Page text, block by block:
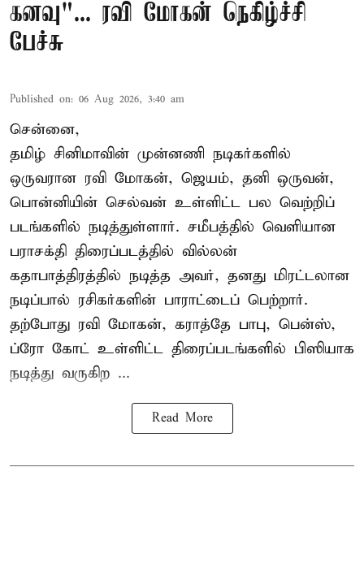
கனவு"... ரவி மோகன் நெகிழ்ச்சி
பேச்சு
Published on: 06 Aug 2026, 3:40 am
சென்னை,
தமிழ் சினிமாவின் முன்னணி நடிகர்களில்
ஒருவரான ரவி மோகன், ஜெயம், தனி ஒருவன்,
பொன்னியின் செல்வன் உள்ளிட்ட பல வெற்றிப்
படங்களில் நடித்துள்ளார். சமீபத்தில் வெளியான
பராசக்தி திரைப்படத்தில் வில்லன்
கதாபாத்திரத்தில் நடித்த அவர், தனது மிரட்டலான
நடிப்பால் ரசிகர்களின் பாராட்டைப் பெற்றார்.
தற்போது ரவி மோகன், கராத்தே பாபு, பென்ஸ்,
ப்ரோ கோட் உள்ளிட்ட திரைப்படங்களில் பிஸியாக
நடித்து வருகிற ...
Read More